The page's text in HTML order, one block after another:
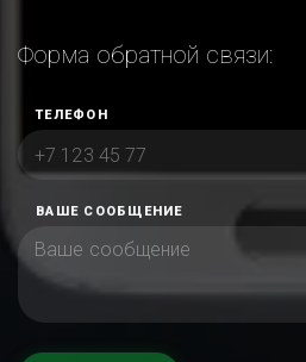
Форма обратной связи:
ТЕЛЕФОН
ВАШЕ СООБЩЕНИЕ